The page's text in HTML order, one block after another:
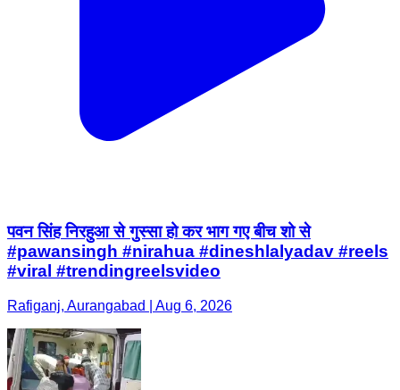
पवन सिंह निरहुआ से गुस्सा हो कर भाग गए बीच शो से
#pawansingh #nirahua #dineshlalyadav #reels
#viral #trendingreelsvideo
Rafiganj, Aurangabad | Aug 6, 2026